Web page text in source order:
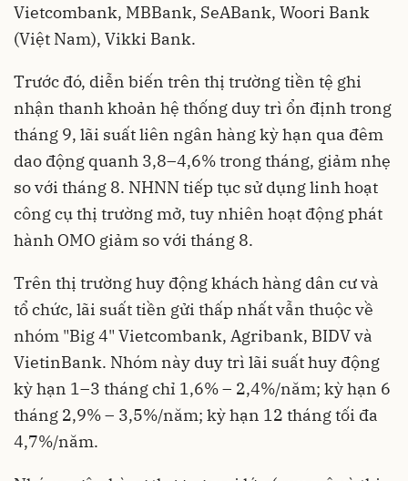
Vietcombank, MBBank, SeABank, Woori Bank
(Việt Nam), Vikki Bank.
Trước đó, diễn biến trên thị trường tiền tệ ghi
nhận thanh khoản hệ thống duy trì ổn định trong
tháng 9, lãi suất liên ngân hàng kỳ hạn qua đêm
dao động quanh 3,8–4,6% trong tháng, giảm nhẹ
so với tháng 8. NHNN tiếp tục sử dụng linh hoạt
công cụ thị trường mở, tuy nhiên hoạt động phát
hành OMO giảm so với tháng 8.
Trên thị trường huy động khách hàng dân cư và
tổ chức, lãi suất tiền gửi thấp nhất vẫn thuộc về
nhóm "Big 4" Vietcombank, Agribank, BIDV và
VietinBank. Nhóm này duy trì lãi suất huy động
kỳ hạn 1–3 tháng chỉ 1,6% – 2,4%/năm; kỳ hạn 6
tháng 2,9% – 3,5%/năm; kỳ hạn 12 tháng tối đa
4,7%/năm.